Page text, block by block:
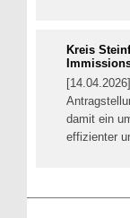
Kreis
damit ein
effizienter